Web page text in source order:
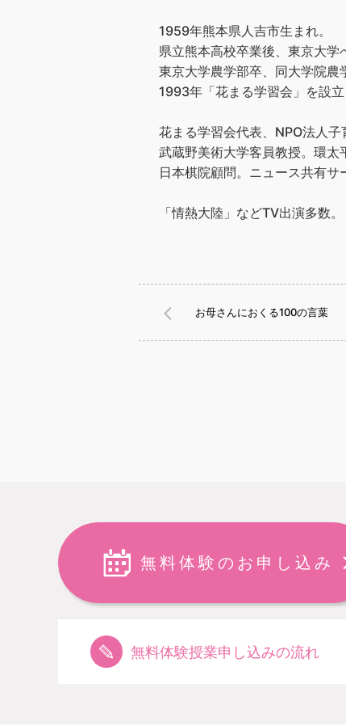
1959年熊本県人吉市生まれ。
県立熊本高校卒業後、東京大学
東京大学農学部卒、同大学院農
1993年「花まる学習会」を設
花まる学習会代表、NPO法人子
武蔵野美術大学客員教授。環太
日本棋院顧問。ニュース共有サ
「情熱大陸」などTV出演多数。
お母さんにおくる100の言葉
無料体験のお申し込み
無料体験授業申し込みの流れ